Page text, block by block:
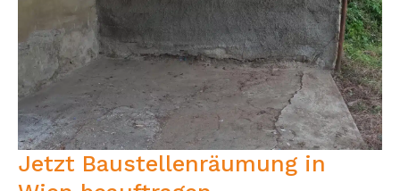
Jetzt Baustellenräumung in